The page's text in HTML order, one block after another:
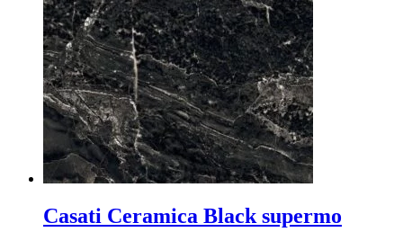
Casati Ceramica Black supermo